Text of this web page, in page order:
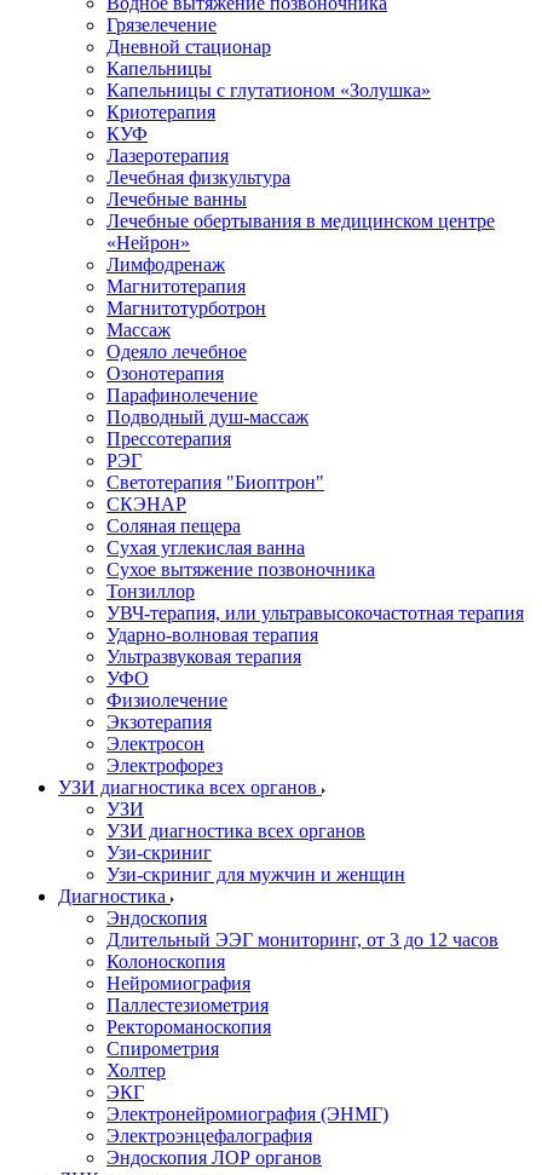
Грязелечение
Дневной стационар
Капельницы
Капельницы с глутатионом «Золушка»
Криотерапия
КУФ
Лазеротерапия
Лечебная физкультура
Лечебные ванны
Лечебные обертывания в медицинском центре
«Нейрон»
Лимфодренаж
Магнитотерапия
Магнитотурботрон
Массаж
Одеяло лечебное
Озонотерапия
Парафинолечение
Подводный душ-массаж
Прессотерапия
РЭГ
Светотерапия "Биоптрон"
СКЭНАР
Соляная пещера
Сухая углекислая ванна
Сухое вытяжение позвоночника
Тонзиллор
УВЧ-терапия, или ультравысокочастотная терапия
Ударно-волновая терапия
Ультразвуковая терапия
УФО
Физиолечение
Экзотерапия
Электросон
Электрофорез
УЗИ диагностика всех органов
УЗИ
УЗИ диагностика всех органов
Узи-скриниг
Узи-скриниг для мужчин и женщин
Диагностика
Эндоскопия
Длительный ЭЭГ мониторинг, от 3 до 12 часов
Колоноскопия
Нейромиография
Паллестезиометрия
Ректороманоскопия
Спирометрия
Холтер
ЭКГ
Электронейромиография (ЭНМГ)
Электроэнцефалография
Эндоскопия ЛОР органов